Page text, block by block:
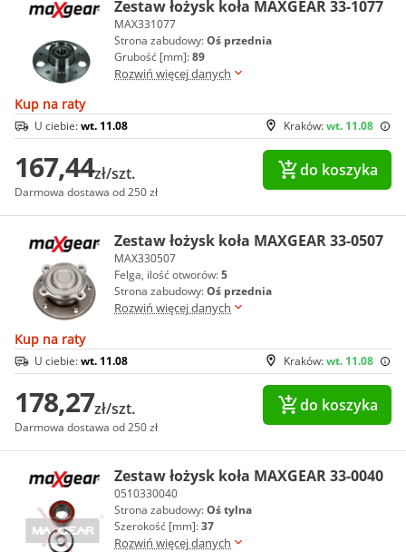
Zestaw łożysk koła MAXGEAR 33-1077
MAX331077
Strona zabudowy:Oś przednia
Grubość [mm]:89
Rozwiń więcej danych
Kup na raty
Kraków:wt. 11.08
U ciebie:wt. 11.08
167,44zł/szt.
Darmowa dostawa od 250 zł
do koszyka
Zestaw łożysk koła MAXGEAR 33-0507
MAX330507
Felga, ilość otworów:5
Strona zabudowy:Oś przednia
Rozwiń więcej danych
Kup na raty
Kraków:wt. 11.08
U ciebie:wt. 11.08
178,27zł/szt.
Darmowa dostawa od 250 zł
do koszyka
Zestaw łożysk koła MAXGEAR 33-0040
0510330040
Strona zabudowy:Oś tylna
Szerokość [mm]:37
Rozwiń więcej danych